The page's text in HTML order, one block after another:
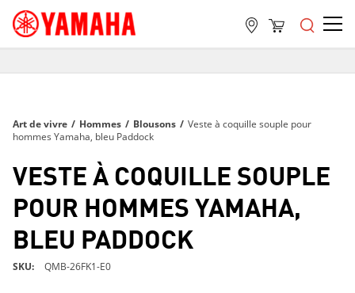
SUR TOUTES LES COMMANDES DE PLUS DE 99 $
SUR TOUTES LES COMMANDES DE PLUS DE 99 $
Art de vivre / Hommes / Blousons / Veste à coquille souple pour
hommes Yamaha, bleu Paddock
VESTE À COQUILLE SOUPLE
POUR HOMMES YAMAHA,
BLEU PADDOCK
SKU QMB-26FK1-E0